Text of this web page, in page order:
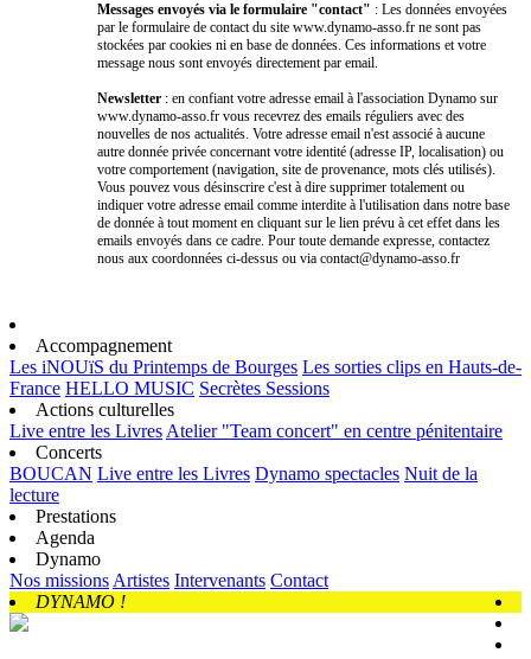
Messages envoyés via le formulaire "contact" : Les données envoyées
par le formulaire de contact du site www.dynamo-asso.fr ne sont pas
stockées par cookies ni en base de données. Ces informations et votre
message nous sont envoyés directement par email.
Newsletter : en confiant votre adresse email à l'association Dynamo sur
www.dynamo-asso.fr vous recevrez des emails réguliers avec des
nouvelles de nos actualités. Votre adresse email n'est associé à aucune
autre donnée privée concernant votre identité (adresse IP, localisation) ou
votre comportement (navigation, site de provenance, mots clés utilisés).
Vous pouvez vous désinscrire c'est à dire supprimer totalement ou
indiquer votre adresse email comme interdite à l'utilisation dans notre base
de donnée à tout moment en cliquant sur le lien prévu à cet effet dans les
emails envoyés dans ce cadre. Pour toute demande expresse, contactez
nous aux coordonnées ci-dessus ou via contact@dynamo-asso.fr
Accompagnement
Les iNOUïS du Printemps de Bourges Les sorties clips en Hauts-de-
France HELLO MUSIC Secrètes Sessions
Actions culturelles
Live entre les Livres Atelier "Team concert" en centre pénitentaire
Concerts
BOUCAN Live entre les Livres Dynamo spectacles Nuit de la
lecture
Prestations
Agenda
Dynamo
Nos missions Artistes Intervenants Contact
DYNAMO !